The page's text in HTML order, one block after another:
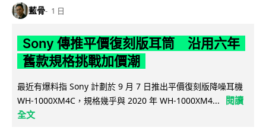
藍骨 1 日
Sony 傳推平價復刻版耳筒 沿用六年
舊款規格挑戰加價潮
最近有爆料指 Sony 計劃於 9 月 7 日推出平價復刻版降噪耳機
WH-1000XM4C，規格幾乎與 2020 年 WH-1000XM4...
閱讀
全文